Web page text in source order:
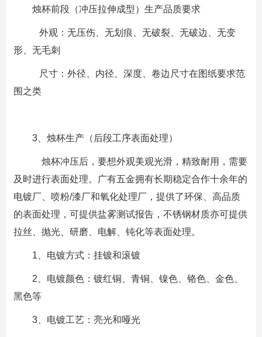
烛杯前段（冲压拉伸成型）生产品质要求
外观：无压伤、无划痕、无破裂、无破边、无变
形、无毛刺
尺寸：外径、内径、深度、卷边尺寸在图纸要求范
围之类
3、烛杯生产（后段工序表面处理）
烛杯冲压后，要想外观美观光滑，精致耐用，需要
及时进行表面处理。广有五金拥有长期稳定合作十余年的
电镀厂、喷粉/漆厂和氧化处理厂，提供了环保、高品质
的表面处理，可提供盐雾测试报告，不锈钢材质亦可提供
拉丝、抛光、研磨、电解、钝化等表面处理。
1、电镀方式：挂镀和滚镀
2、电镀颜色：镀红铜、青铜、镍色、铬色、金色、
黑色等
3、电镀工艺：亮光和哑光